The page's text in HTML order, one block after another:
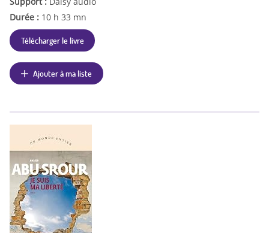
Durée : 10 h 33 mn
Télécharger le livre
Ajouter à ma liste